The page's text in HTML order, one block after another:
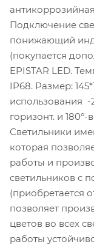
Подключение
понижающий
(покупается
EPISTAR LED.
IP68. Размер:
использования -
горизонт. и
Светильники
которая
работы и
светильников с
(приобретается
позволяет
цветов во всех
работы